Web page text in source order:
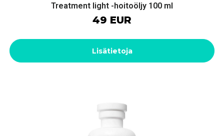
Treatment light -hoitoöljy 100 ml
49 EUR
Lisätietoja